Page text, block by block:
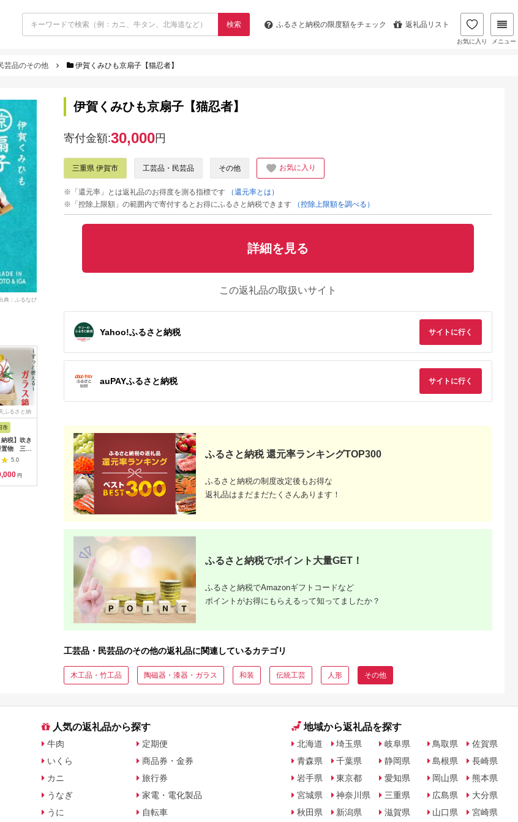
検索 ふるさと納税の限度額をチェック 返礼品リスト
お気に入り メニュー
芸品のその他 伊賀くみひも京扇子【猫忍者】
典：ふるなび
ふるさと納
市
納税】吹き
置物 三方
ガラス 置
吹きガラ
子 手作り
5.0
円
青森県 弘前市
津軽塗 茶筒＆茶さじ
セット 七々子塗 茜 伝
統工芸 漆器 青森 おし
ゃれ お祝い
5.0
寄付金額:84,000
新潟県 三条市
花鋏 古流鋏 5寸5分
[伝統工芸士 平行作]
花ばさみ 華道用 園芸
用品 ガーデニング用
品 ハサミ 花屋 フラワ
ーショップ 燕三条製
【020P004】
5.0
寄付金額: 22,000円
山梨県 甲斐市
モンド 1.00ct 6本爪
スタッドピアス BQ-
5.0
佐賀県 有田町
LAB (アリタポーセリ
ンラボ) 吉祥小皿5枚
5.0
山形県 西川町
シェード SHIZU/志津
徳島県 徳島市
伊賀くみひも京扇子【猫忍者】
寄付金額:30,000円
三重県 伊賀市 工芸品・民芸品 その他 お気に入り
※「還元率」とは返礼品のお得度を測る指標です
（還元率とは）
※「控除上限額」の範囲内で寄付するとお得にふるさと納税できます
（控除上限額を調べる）
詳細を見る
この返礼品の取扱いサイト
Yahoo!ふるさと納税 サイトに行く
auPAYふるさと納税 サイトに行く
ふるさと納税 還元率ランキングTOP300
ふるさと納税の制度改定後もお得な
返礼品はまだまだたくさんあります！
ふるさと納税でポイント大量GET！
ふるさと納税でAmazonギフトコードなど
ポイントがお得にもらえるって知ってましたか？
工芸品・民芸品のその他の返礼品に関連しているカテゴリ
木工品・竹工品 陶磁器・漆器・ガラス 和装 伝統工芸 人形 その他
人気の返礼品から探す
牛肉
いくら
カニ
うなぎ
うに
定期便
商品券・金券
旅行券
家電・電化製品
自転車
地域から返礼品を探す
北海道
青森県
岩手県
宮城県
秋田県
埼玉県
千葉県
東京都
神奈川県
新潟県
岐阜県
静岡県
愛知県
三重県
滋賀県
鳥取県
島根県
岡山県
広島県
山口県
佐賀県
長崎県
熊本県
大分県
宮崎県